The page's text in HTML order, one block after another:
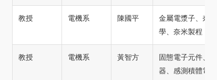
教授 電機系 陳國平
金屬電漿子、奈
學、奈米製程
教授 電機系 黃智方
固態電子元件、
器、感測積體電